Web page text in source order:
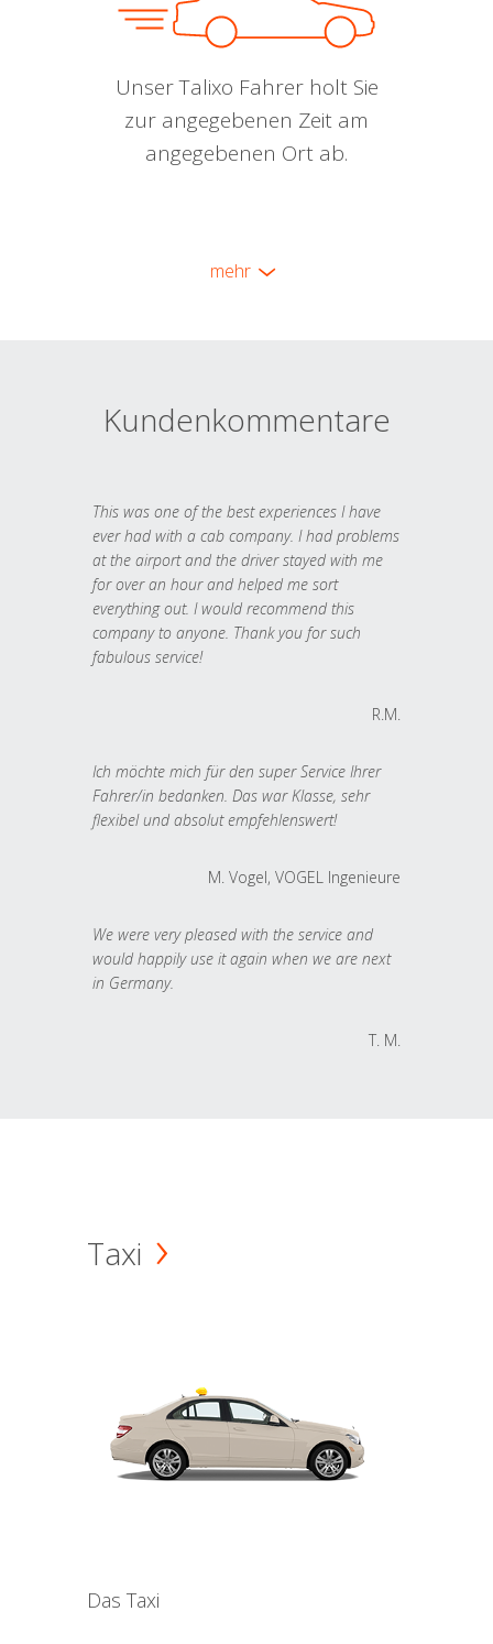
Unser Talixo Fahrer holt Sie
zur angegebenen Zeit am
angegebenen Ort ab.
mehr
Kundenkommentare
This was one of the best experiences I have
ever had with a cab company. I had problems
at the airport and the driver stayed with me
for over an hour and helped me sort
everything out. I would recommend this
company to anyone. Thank you for such
fabulous service!
R.M.
Ich möchte mich für den super Service Ihrer
Fahrer/in bedanken. Das war Klasse, sehr
flexibel und absolut empfehlenswert!
M. Vogel, VOGEL Ingenieure
We were very pleased with the service and
would happily use it again when we are next
in Germany.
T. M.
Taxi
Das Taxi